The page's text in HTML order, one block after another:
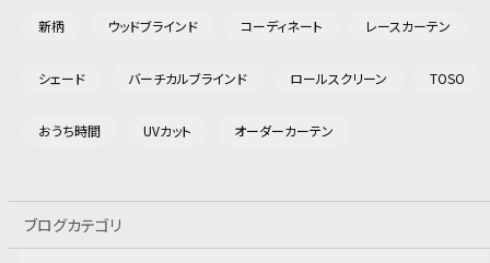
新柄 ウッドブラインド コーディネート レースカーテン
シェード バーチカルブラインド ロールスクリーン TOSO
おうち時間 UVカット オーダーカーテン
ブログカテゴリ